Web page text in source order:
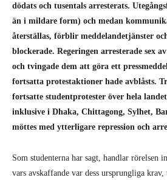
dödats och tusentals arresterats.
än i mildare form) och medan
återställas, förblir meddelandetjänster
blockerade. Regeringen arresterade sex
och tvingade dem att göra ett
fortsatta protestaktioner hade avblåsts.
fortsatte studentprotester över hela
inklusive i Dhaka, Chittagong, Sylhet,
möttes med ytterligare repression och
Som studenterna har sagt, handlar rörelsen
vars avskaffande var dess ursprungliga